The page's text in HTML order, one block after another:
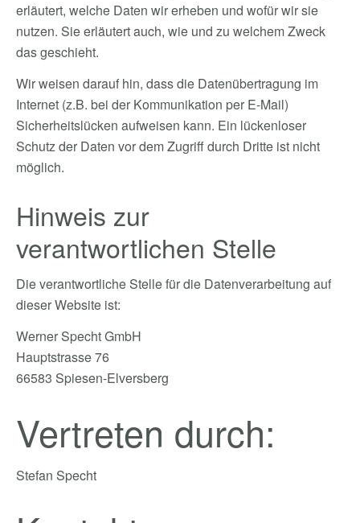
erläutert, welche Daten wir erheben und wofür wir sie
nutzen. Sie erläutert auch, wie und zu welchem Zweck
das geschieht.
Wir weisen darauf hin, dass die Datenübertragung im
Internet (z.B. bei der Kommunikation per E-Mail)
Sicherheitslücken aufweisen kann. Ein lückenloser
Schutz der Daten vor dem Zugriff durch Dritte ist nicht
möglich.
Hinweis zur
verantwortlichen Stelle
Die verantwortliche Stelle für die Datenverarbeitung auf
dieser Website ist:
Werner Specht GmbH
Hauptstrasse 76
66583 Spiesen-Elversberg
Vertreten durch:
Stefan Specht